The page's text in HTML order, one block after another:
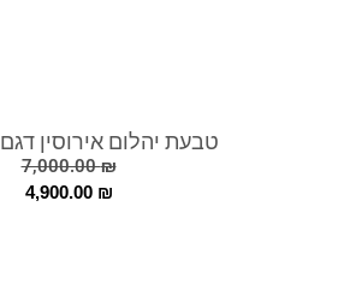
טבעת יהלום אירוסין דגם SOPHIA
7,000.00₪
4,900.00 ₪